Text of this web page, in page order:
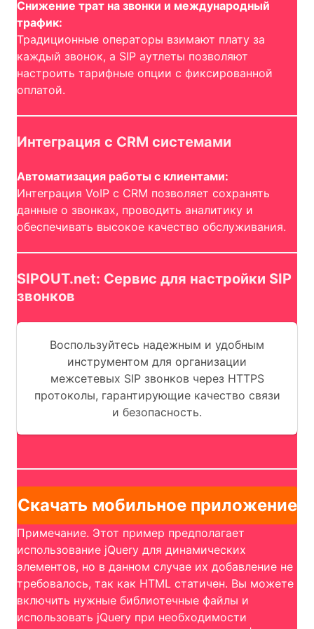
Снижение трат на звонки и международный
трафик:
Традиционные операторы взимают плату за
каждый звонок, а SIP аутлеты позволяют
настроить тарифные опции с фиксированной
оплатой.
Интеграция с CRM системами
Автоматизация работы с клиентами:
Интеграция VoIP с CRM позволяет сохранять
данные о звонках, проводить аналитику и
обеспечивать высокое качество обслуживания.
SIPOUT.net: Сервис для настройки SIP
звонков
Воспользуйтесь надежным и удобным
инструментом для организации
межсетевых SIP звонков через HTTPS
протоколы, гарантирующие качество связи
и безопасность.
Скачать мобильное приложение
Примечание. Этот пример предполагает
использование jQuery для динамических
элементов, но в данном случае их добавление не
требовалось, так как HTML статичен. Вы можете
включить нужные библиотечные файлы и
использовать jQuery при необходимости